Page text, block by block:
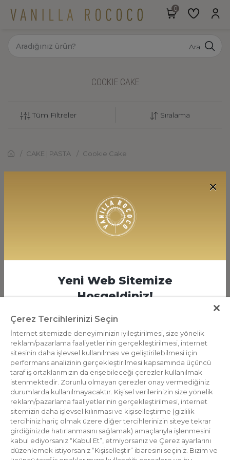
Ara
COOKIE CAKE
Tüm Filtreler Sıralama
CAKE | PASTA Cookıe Cake
Yeni Web Sitemize
Hoşgeldiniz!
İlk siparişinizde %10 indirim fırsatını yakalamak
için hemen üye olun.
Üye olmak için tıklayın.
Hesabım
Bilgi
İletişim
Destek Hattı
Bizden Haberdar Olun
Çerez Tercihlerinizi Seçin
İnternet sitemizde deneyiminizin iyileştirilmesi, size yönelik
reklam/pazarlama faaliyetlerinin gerçekleştirilmesi, internet
sitesinin daha işlevsel kullanılması ve geliştirilebilmesi için
performans analizinin gerçekleştirilmesi kapsamında üçüncü
taraf iş ortaklarımızın da erişebileceği çerezler kullanılmak
istenmektedir. Zorunlu olmayan çerezler onay vermediğiniz
durumlarda kullanılmayacaktır. Kişisel verilerinizin size yönelik
reklam/pazarlama faaliyetlerinin gerçekleştirilmesi, internet
sitemizin daha işlevsel kılınması ve kişiselleştirme (gizlilik
tercihiniz hariç olmak üzere diğer tercihlerinizin siteye tekrar
girdiğinizde hatırlanmasını sağlamak) amaçlarıyla işlenmesini
kabul ediyorsanız “Kabul Et”, etmiyorsanız ve Çerez ayarlarını
düzenlemek istiyorsanız “Kişiselleştir” ibaresini seçiniz. Bizim ve